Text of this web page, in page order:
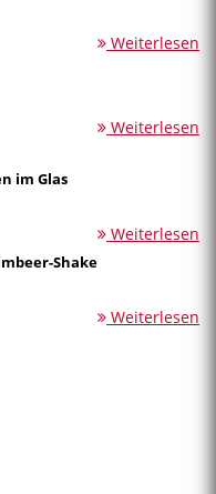
Weiterlesen
Weiterlesen
im Glas
Weiterlesen
Shake
Weiterlesen